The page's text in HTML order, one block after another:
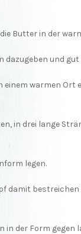
Butter in der
dazugeben und
einem warmen Ort
in drei lange
legen.
damit
in der Form gegen